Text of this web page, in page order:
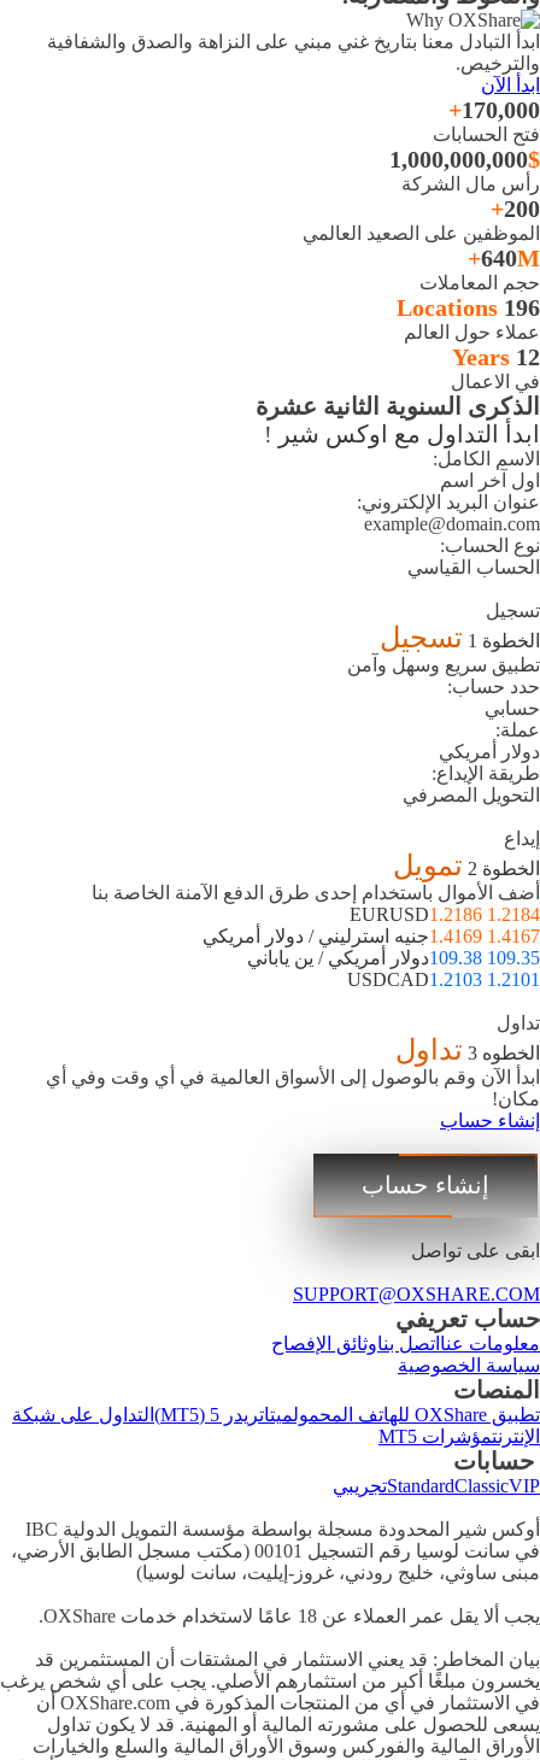
ابدأ التبادل معنا بتاريخ غني مبني على النزاهة والصدق والشفافية
والترخيص.
ابدأ الآن
170,000
+
فتح الحسابات
1,000,000,000$
رأس مال الشركة
200
+
الموظفين على الصعيد العالمي
640M+
حجم المعاملات
196
عملاء حول العالم
12
في الاعمال
الذكرى السنوية الثانية عشرة
ابدأ التداول مع اوكس شير !
الاسم الكامل:
اول آخر اسم
عنوان البريد الإلكتروني:
example@domain.com
نوع الحساب:
الحساب القياسي
تسجيل
الخطوة 1
تسجيل
تطبيق سريع وسهل وآمن
حدد حساب:
حسابي
عملة:
دولار أمريكي
طريقة الإيداع:
التحويل المصرفي
إيداع
الخطوة 2
تمويل
أضف الأموال باستخدام إحدى طرق الدفع الآمنة الخاصة بنا
EURUSD
1.2184 1.2186
جنيه استرليني / دولار أمريكي
1.4167 1.4169
دولار أمريكي / ين ياباني
109.35 109.38
USDCAD
1.2101 1.2103
تداول
الخطوه 3
تداول
ابدأ الآن وقم بالوصول إلى الأسواق العالمية في أي وقت وفي أي
مكان!
إنشاء حساب
إنشاء حساب
ابقى على تواصل
SUPPORT@OXSHARE.COM
حساب تعريفي
معلومات عنا اتصل بناوثائق الإفصاح
سياسة الخصوصية
المنصات
تطبيق OXShare للهاتف المحمول ميتاتريدر 5 (MT5)
التداول على شبكة
الإنترنتمؤشرات MT5
حسابات
StandardClassicVIP تجريبي
أوكس شير المحدودة مسجلة بواسطة مؤسسة التمويل الدولية IBC
في سانت لوسيا رقم التسجيل 00101 (مكتب مسجل الطابق الأرضي،
مبنى ساوثي، خليج رودني، غروز-إيليت، سانت لوسيا)
يجب ألا يقل عمر العملاء عن 18 عامًا لاستخدام خدمات OXShare.
بيان المخاطر: قد يعني الاستثمار في المشتقات أن المستثمرين قد
يخسرون مبلغًا أكبر من استثمارهم الأصلي. يجب على أي شخص يرغب
في الاستثمار في أي من المنتجات المذكورة في OXShare.com أن
يسعى للحصول على مشورته المالية أو المهنية. قد لا يكون تداول
الأوراق المالية والفوركس وسوق الأوراق المالية والسلع والخيارات